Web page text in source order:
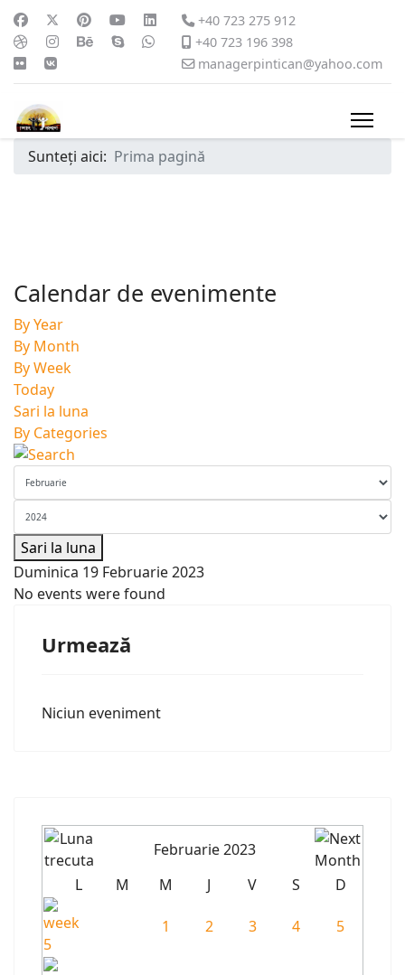
+40 723 275 912
+40 723 196 398
managerpintican@yahoo.com
Sunteți aici: Prima pagină
Calendar de evenimente
By Year
By Month
By Week
Today
Sari la luna
By Categories
Sari la luna
Duminica 19 Februarie 2023
No events were found
Urmează
Niciun eveniment
Februarie 2023
L
M M J V S D
1 2 3 4 5